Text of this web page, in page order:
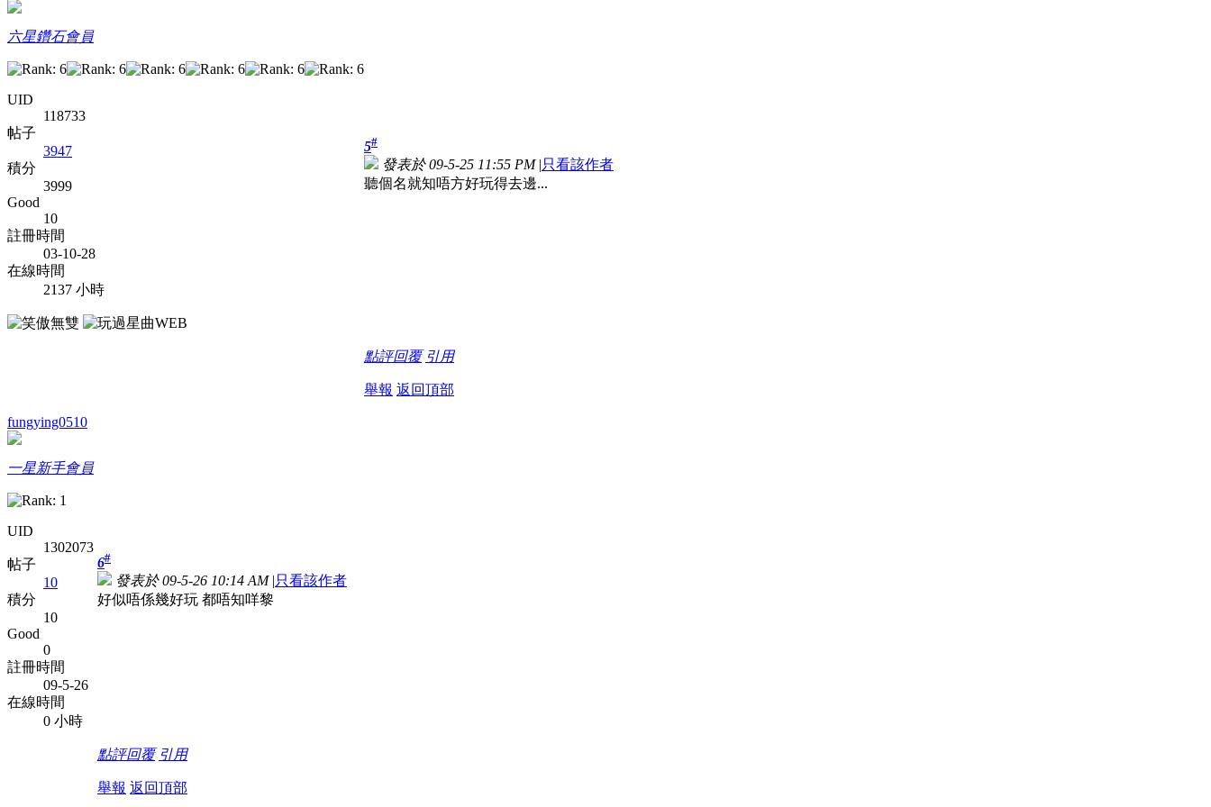
六星鑽石會員
UID
118733
帖子
3947
積分
3999
Good
10
註冊時間
03-10-28
在線時間
2137 小時
5#
發表於 09-5-25 11:55 PM |只看該作者
聽個名就知唔方好玩得去邊...
點評回覆 引用
舉報 返回頂部
fungying0510
一星新手會員
UID
1302073
帖子
10
積分
10
Good
0
註冊時間
09-5-26
在線時間
0 小時
6#
發表於 09-5-26 10:14 AM |只看該作者
好似唔係幾好玩 都唔知咩黎
點評回覆 引用
舉報 返回頂部